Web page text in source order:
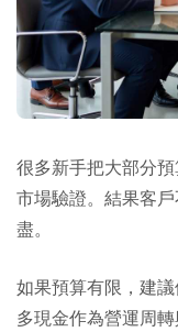
很多新手把大部分
市場驗證。結果客
盡。
如果預算有限，建
多現金作為營運周轉